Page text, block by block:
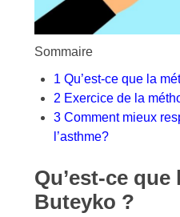
Sommaire
1 Qu’est-ce que la
2 Exercice de la
3 Comment mieux
l’asthme?
Qu’est-ce
Buteyko ?